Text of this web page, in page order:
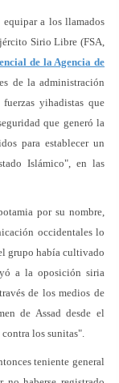
a los llamados
Sirio Libre (FSA,
de la Agencia de
de la administración
yihadistas que
que generó la
para establecer un
Islámico", en las
por su nombre,
occidentales lo
grupo había cultivado
a la oposición siria
de los medios de
de Assad desde el
los sunitas".
teniente general